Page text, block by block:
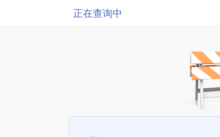
正在查询中